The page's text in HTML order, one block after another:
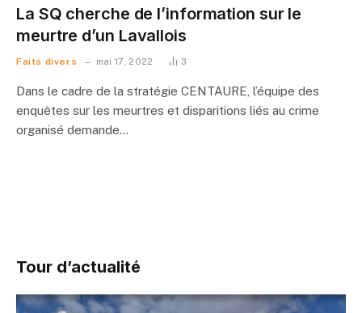
La SQ cherche de l’information sur le
meurtre d’un Lavallois
Faits divers mai 17, 2022 3
Dans le cadre de la stratégie CENTAURE, l’équipe des
enquêtes sur les meurtres et disparitions liés au crime
organisé demande…
Tour d’actualité